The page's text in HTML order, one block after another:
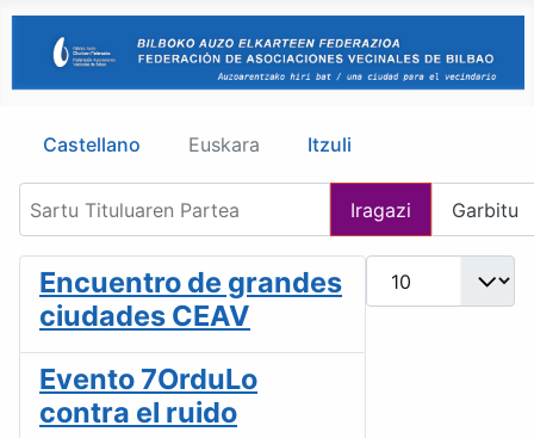
Castellano Euskara Itzuli
Iragazi Garbitu
Bistaratu #
Encuentro de grandes
ciudades CEAV
Evento 7OrduLo
contra el ruido